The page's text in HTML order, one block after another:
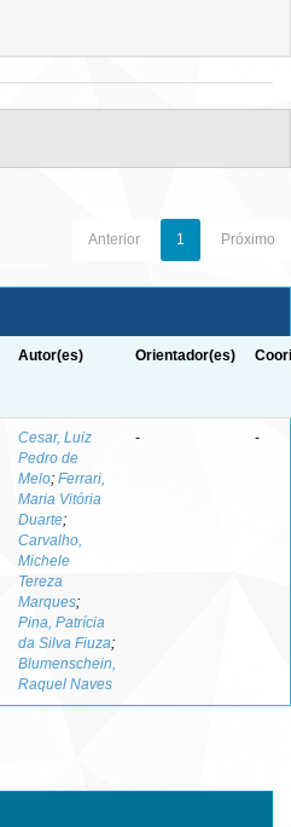
Anterior 1 Próximo
Autor(es) Orientador(es)
Cesar, Luiz
Pedro de
Melo; Ferrari,
Maria Vitória
Duarte;
Carvalho,
Michele
Tereza
Marques;
Pina, Patrícia
da Silva Fiuza;
Blumenschein,
Raquel Naves
- -